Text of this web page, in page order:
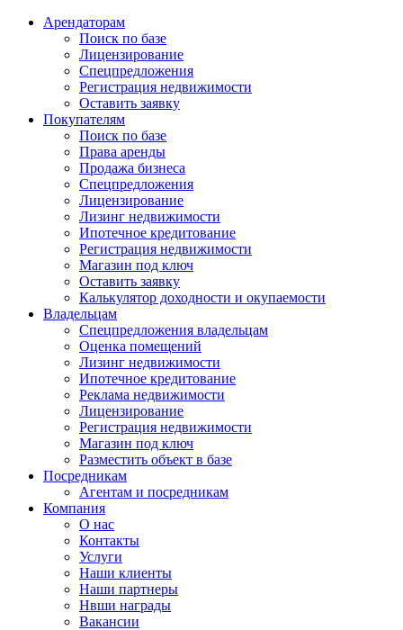
Арендаторам
Поиск по базе
Лицензирование
Спецпредложения
Регистрация недвижимости
Оставить заявку
Покупателям
Поиск по базе
Права аренды
Продажа бизнеса
Спецпредложения
Лицензирование
Лизинг недвижимости
Ипотечное кредитование
Регистрация недвижимости
Магазин под ключ
Оставить заявку
Калькулятор доходности и окупаемости
Владельцам
Спецпредложения владельцам
Оценка помещений
Лизинг недвижимости
Ипотечное кредитование
Реклама недвижимости
Лицензирование
Регистрация недвижимости
Магазин под ключ
Разместить объект в базе
Посредникам
Агентам и посредникам
Компания
О нас
Контакты
Услуги
Наши клиенты
Наши партнеры
Нвши награды
Вакансии